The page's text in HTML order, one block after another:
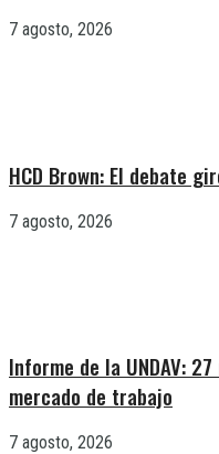
7 agosto, 2026
HCD Brown: El debate
7 agosto, 2026
Informe de la UNDAV:
mercado de trabajo
7 agosto, 2026